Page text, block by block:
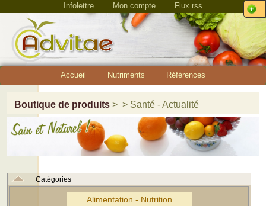
Infolettre Mon compte Flux rss
Accueil Nutriments Références
Boutique de produits > > Santé - Actualité
Catégories
Alimentation - Nutrition